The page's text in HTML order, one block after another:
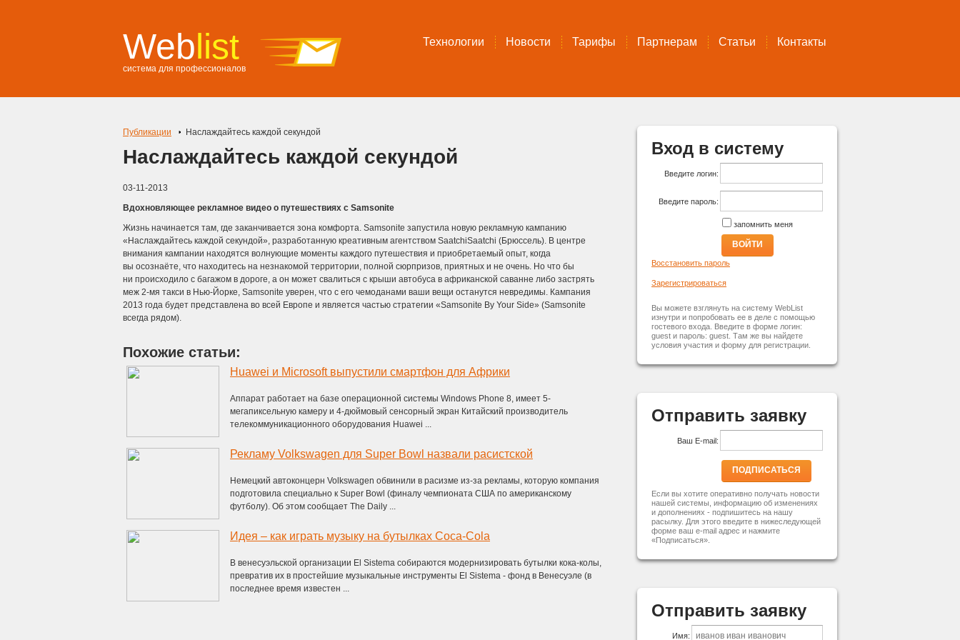
Weblist
система для профессионалов
Технологии Новости Тарифы Партнерам Статьи Контакты
Публикации Наслаждайтесь каждой секундой
Наслаждайтесь каждой секундой
03-11-2013
Вдохновляющее рекламное видео о путешествиях с Samsonite
Жизнь начинается там, где заканчивается зона комфорта. Samsonite запустила новую рекламную кампанию
«Наслаждайтесь каждой секундой», разработанную креативным агентством SaatchiSaatchi (Брюссель). В центре
внимания кампании находятся волнующие моменты каждого путешествия и приобретаемый опыт, когда
вы осознаёте, что находитесь на незнакомой территории, полной сюрпризов, приятных и не очень. Но что бы
ни происходило с багажом в дороге, а он может свалиться с крыши автобуса в африканской саванне либо застрять
меж 2-мя такси в Нью-Йорке, Samsonite уверен, что с его чемоданами ваши вещи останутся невредимы. Кампания
2013 года будет представлена во всей Европе и является частью стратегии «Samsonite By Your Side» (Samsonite
всегда рядом).
Похожие статьи:
Huawei и Microsoft выпустили смартфон для Африки
Аппарат работает на базе операционной системы Windows Phone 8, имеет 5-
мегапиксельную камеру и 4-дюймовый сенсорный экран Китайский производитель
телекоммуникационного оборудования Huawei ...
Рекламу Volkswagen для Super Bowl назвали расистской
Немецкий автоконцерн Volkswagen обвинили в расизме из-за рекламы, которую компания
подготовила специально к Super Bowl (финалу чемпионата США по американскому
футболу). Об этом сообщает The Daily ...
Идея – как играть музыку на бутылках Coca-Cola
В венесуэльской организации El Sistema собираются модернизировать бутылки кока-колы,
превратив их в простейшие музыкальные инструменты El Sistema - фонд в Венесуэле (в
последнее время известен ...
Вход в систему
Введите логин:
Введите пароль:
запомнить меня
ВОЙТИ
Восстановить пароль
Зарегистрироваться
Вы можете взглянуть на систему WebList
изнутри и попробовать ее в деле с помощью
гостевого входа. Введите в форме логин:
guest и пароль: guest. Там же вы найдете
условия участия и форму для регистрации.
Отправить заявку
Ваш E-mail:
ПОДПИСАТЬСЯ
Если вы хотите оперативно получать новости
нашей системы, информацию об изменениях
и дополнениях - подпишитесь на нашу
расылку. Для этого введите в нижеследующей
форме ваш e-mail адрес и нажмите
«Подписаться».
Отправить заявку
Имя: